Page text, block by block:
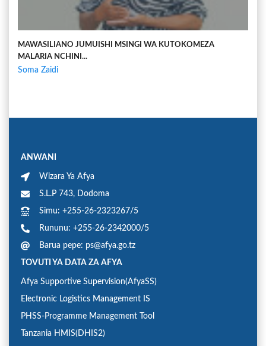
MAWASILIANO JUMUISHI MSINGI WA KUTOKOMEZA
MALARIA NCHINI...
Soma Zaidi
ANWANI
Wizara Ya Afya
S.L.P 743, Dodoma
Simu: +255-26-2323267/5
Rununu: +255-26-2342000/5
Barua pepe: ps@afya.go.tz
TOVUTI YA DATA ZA AFYA
Afya Supportive Supervision(AfyaSS)
Electronic Logistics Management IS
PHSS-Programme Management Tool
Tanzania HMIS(DHIS2)